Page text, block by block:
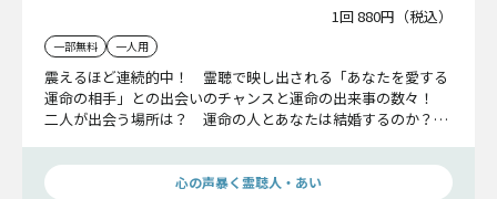
1回 880円（税込）
一部無料 一人用
震えるほど連続的中！ 霊聴で映し出される「あなたを愛する
運命の相手」との出会いのチャンスと運命の出来事の数々！
二人が出会う場所は？ 運命の人とあなたは結婚するのか？
心の声暴く霊聴人・あい